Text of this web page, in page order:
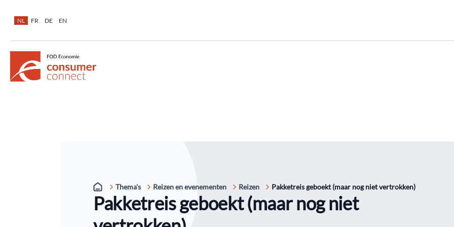
NL FR DE EN
Thema's Reizen en evenementen Reizen Pakketreis geboekt (maar nog niet vertrokken)
Pakketreis geboekt (maar nog niet